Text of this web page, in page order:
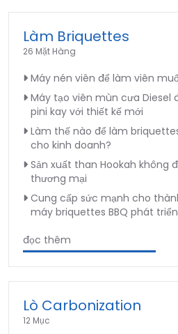
Làm Briquettes
26 Mặt Hàng
Máy nén viên để làm viên
Máy tạo viên mùn cưa Diesel
pini kay với thiết kế mới
Làm thế nào để làm
cho kinh doanh?
Sản xuất than Hookah không
thương mại
Cung cấp sức mạnh cho
máy briquettes BBQ phát triển
đọc thêm
Lò Carbonization
12 Mục